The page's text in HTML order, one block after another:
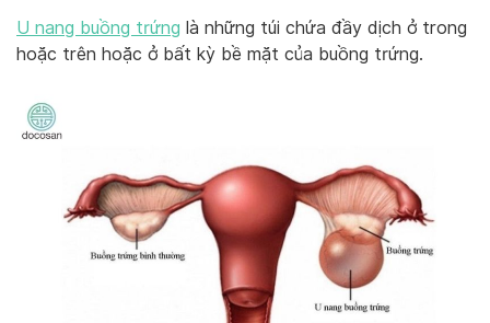
U nang buồng trứng là những túi chứa đầy dịch ở trong
hoặc trên hoặc ở bất kỳ bề mặt của buồng trứng.